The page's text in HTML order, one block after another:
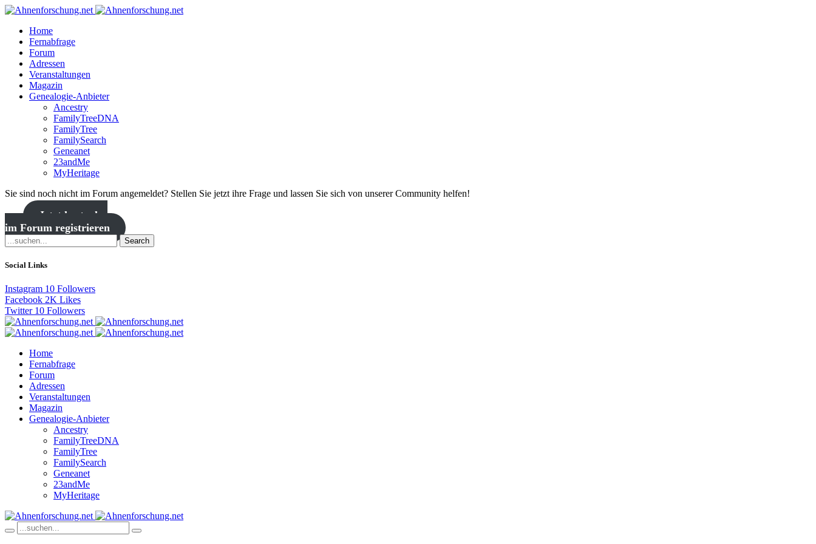
Home
Fernabfrage
Forum
Adressen
Veranstaltungen
Magazin
Genealogie-Anbieter
Ancestry
FamilyTreeDNA
FamilyTree
FamilySearch
Geneanet
23andMe
MyHeritage
Sie sind noch nicht im Forum angemeldet? Stellen Sie jetzt ihre Frage und lassen Sie sich von unserer Community helfen!
Jetzt kostenlos
im Forum registrieren
Search
Social Links
Instagram 10 Followers
Facebook 2K Likes
Twitter 10 Followers
Home
Fernabfrage
Forum
Adressen
Veranstaltungen
Magazin
Genealogie-Anbieter
Ancestry
FamilyTreeDNA
FamilyTree
FamilySearch
Geneanet
23andMe
MyHeritage